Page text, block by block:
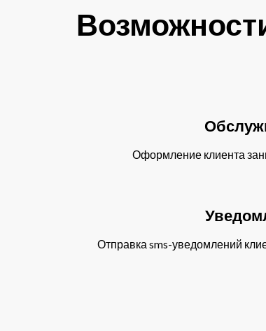
Оформление клиента
Отправка sms-уведомлений